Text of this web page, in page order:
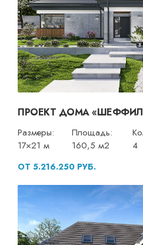
ПРОЕКТ ДОМА
Размеры:
17×21 м
Площадь:
160,5 м2
4
ОТ 5.216.250 РУБ.